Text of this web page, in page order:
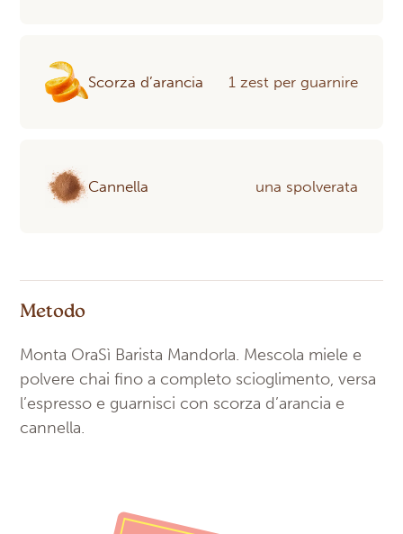
Scorza d’arancia 1 zest per guarnire
Cannella una spolverata
Metodo
Monta OraSì Barista Mandorla. Mescola miele e
polvere chai fino a completo scioglimento, versa
l’espresso e guarnisci con scorza d’arancia e
cannella.